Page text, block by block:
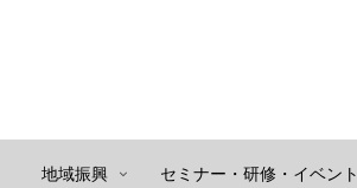
地域振興 セミナー・研修・イベント